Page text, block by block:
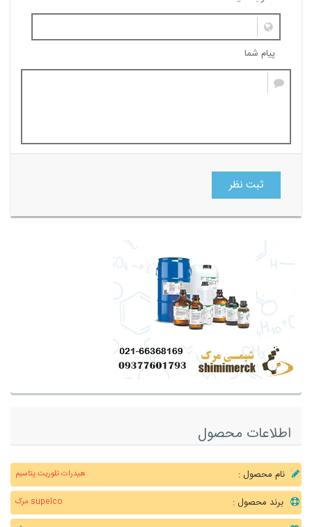
پیام شما
ثبت نظر
محصول
نام محصول : هیدرات تلوریت پتاسیم
برند محصول : supelco مرک